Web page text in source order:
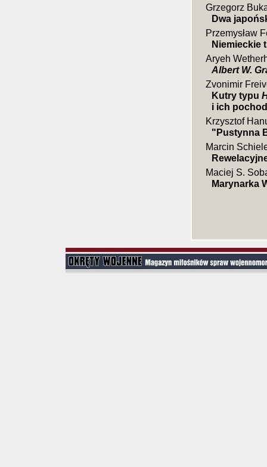
Grzegorz
Dwa
Przemysław
Niemieckie
Aryeh
Albert W.
Zvonimir
Kutry typu
i ich
Krzysztof
"Pustynna
Marcin
Maciej S.
Marynarka